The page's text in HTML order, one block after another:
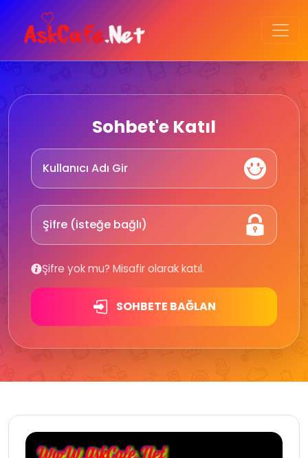
Sohbet'e Katıl
Şifre yok mu? Misafir olarak katıl.
SOHBETE BAĞLAN